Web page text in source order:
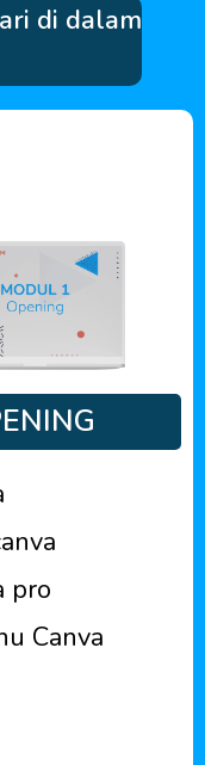
di dalam
pro
Canva